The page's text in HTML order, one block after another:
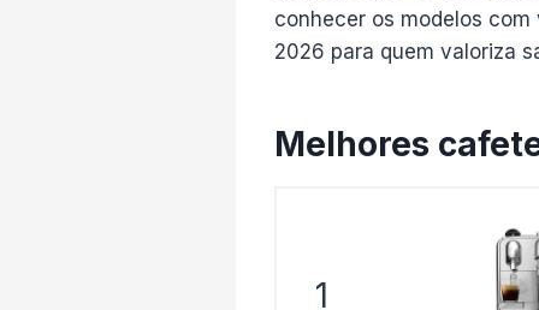
conhecer os modelos
2026 para quem valoriza
Melhores
1